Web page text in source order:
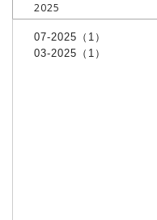
2025
07-2025（1）
03-2025（1）